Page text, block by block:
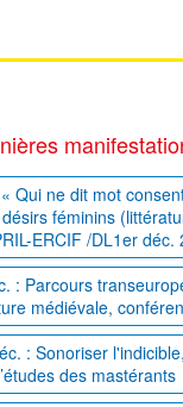
Qui ne dit mot
féminins
ERCIF /DL1er déc.
: Parcours
médiévale,
: Sonoriser
des mastérants